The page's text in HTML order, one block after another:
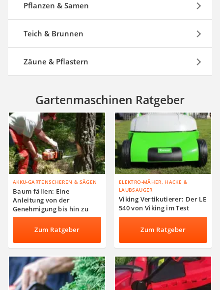
Pflanzen & Samen
Teich & Brunnen
Zäune & Pflastern
Gartenmaschinen Ratgeber
AKKU-GARTENSCHEREN & SÄGEN
Baum fällen: Eine
Anleitung von der
Genehmigung bis hin zu
den Kosten
Zum Ratgeber
ELEKTRO-MÄHER, HACKE &
LAUBSAUGER
Viking Vertikutierer: Der LE
540 von Viking im Test
Zum Ratgeber